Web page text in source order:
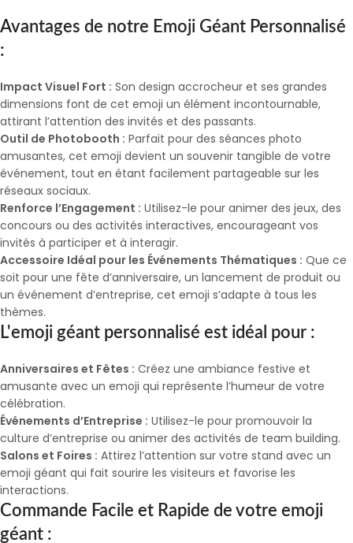
Avantages de notre Emoji Géant Personnalisé
:
Impact Visuel Fort : Son design accrocheur et ses grandes
dimensions font de cet emoji un élément incontournable,
attirant l’attention des invités et des passants.
Outil de Photobooth : Parfait pour des séances photo
amusantes, cet emoji devient un souvenir tangible de votre
événement, tout en étant facilement partageable sur les
réseaux sociaux.
Renforce l’Engagement : Utilisez-le pour animer des jeux, des
concours ou des activités interactives, encourageant vos
invités à participer et à interagir.
Accessoire Idéal pour les Événements Thématiques : Que ce
soit pour une fête d’anniversaire, un lancement de produit ou
un événement d’entreprise, cet emoji s’adapte à tous les
thèmes.
L'emoji géant personnalisé est idéal pour :
Anniversaires et Fêtes : Créez une ambiance festive et
amusante avec un emoji qui représente l’humeur de votre
célébration.
Événements d’Entreprise : Utilisez-le pour promouvoir la
culture d’entreprise ou animer des activités de team building.
Salons et Foires : Attirez l’attention sur votre stand avec un
emoji géant qui fait sourire les visiteurs et favorise les
interactions.
Commande Facile et Rapide de votre emoji
géant :